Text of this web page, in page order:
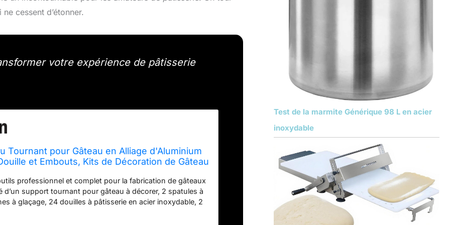
ne cessent d’étonner.
votre expérience de pâtisserie
Tournant pour Gâteau en Alliage d'Aluminium
et Embouts, Kits de Décoration de Gâteau
professionnel et complet pour la fabrication de gâteaux
d’un support tournant pour gâteau à décorer, 2 spatules à
à glaçage, 24 douilles à pâtisserie en acier inoxydable, 2
nettoyage dans une boîte de rangement qui permet de
Test de la marmite Générique 98 L en acier
inoxydable